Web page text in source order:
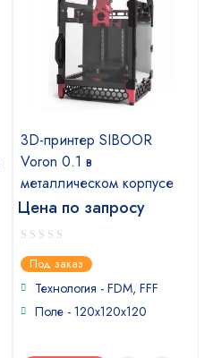
3D-принтер SIBOOR
Voron 0.1 в
металлическом корпусе
Цена по запросу
0
out
of
Под заказ
Технология - FDM, FFF
Поле - 120x120x120